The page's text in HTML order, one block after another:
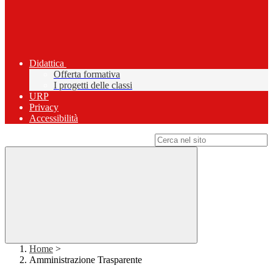
Didattica
Offerta formativa
I progetti delle classi
URP
Privacy
Accessibilità
Home >
Amministrazione Trasparente